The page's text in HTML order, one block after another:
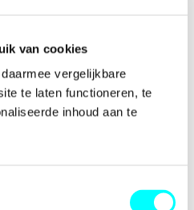
van cookies
vergelijkbare
te laten functioneren, te
inhoud aan te